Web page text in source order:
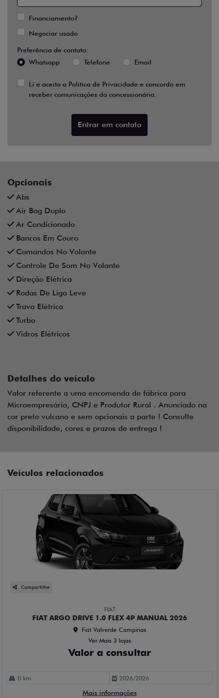
Financiamento?
Negociar usado
Preferência de contato:
Whatsapp
Telefone Email
Li e aceito a Política de Privacidade e concordo em
receber comunicações da concessionária.
Entrar em contato
Opcionais
Abs
Air Bag Duplo
Ar Condicionado
Bancos Em Couro
Comandos No Volante
Controle De Som No Volante
Direção Elétrica
Rodas De Liga Leve
Trava Elétrica
Turbo
Vidros Elétricos
Detalhes do veículo
Valor referente a uma encomenda de fábrica para
Microempresário, CNPJ e Produtor Rural . Anunciado na
cor preto vulcano e sem opcionais a parte ! Consulte
disponibilidade, cores e prazos de entrega !
Veículos relacionados
Compartilhe
FIAT
FIAT ARGO DRIVE 1.0 FLEX 4P MANUAL 2026
Fiat Valverde Campinas
Ver Mais 3 lojas
Valor a consultar
0 km 2026/2026
Mais informações